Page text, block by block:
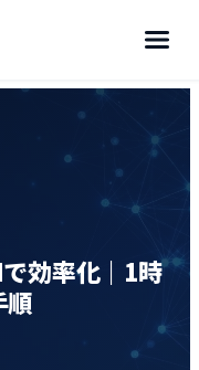
効率化｜1時
順